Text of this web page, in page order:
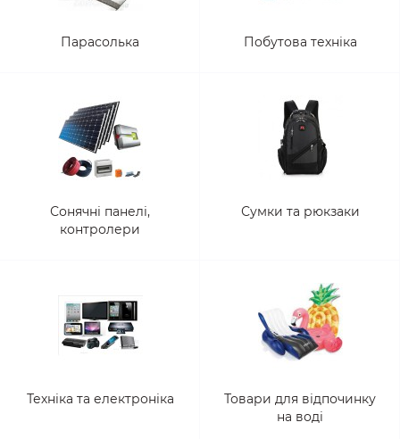
Парасолька Побутова техніка
Сонячні панелі,
контролери
Сумки та рюкзаки
Техніка та електроніка
Товари для відпочинку
на воді